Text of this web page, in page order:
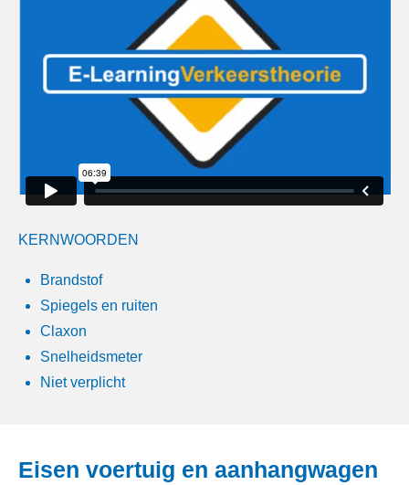
KERNWOORDEN
Brandstof
Spiegels en ruiten
Claxon
Snelheidsmeter
Niet verplicht
Eisen voertuig en aanhangwagen